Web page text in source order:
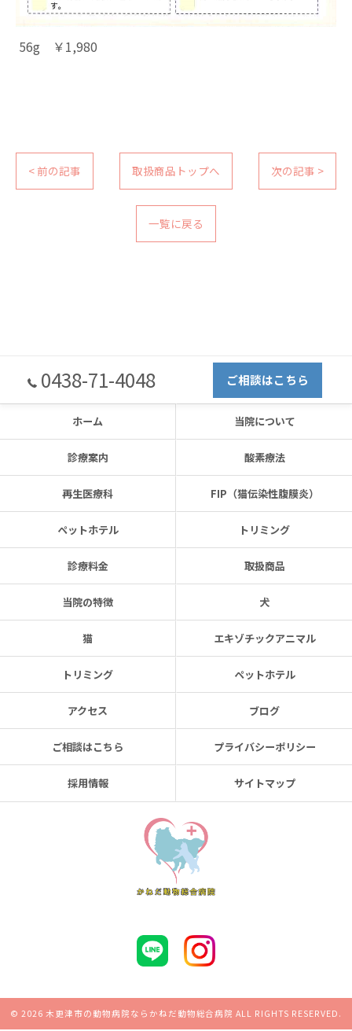
56g ￥1,980
< 前の記事 取扱商品トップへ 次の記事 >
一覧に戻る
0438-71-4048 ご相談はこちら
ホーム 当院について
診療案内 酸素療法
再生医療科 FIP（猫伝染性腹膜炎）
ペットホテル トリミング
診療料金 取扱商品
当院の特徴 犬
猫 エキゾチックアニマル
トリミング ペットホテル
アクセス ブログ
ご相談はこちら プライバシーポリシー
採用情報 サイトマップ
© 2026 木更津市の動物病院ならかねだ動物総合病院 ALL RIGHTS RESERVED.